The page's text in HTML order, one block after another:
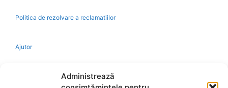
Administrează
Politica de rezolvare a reclamatiilor
Ajutor